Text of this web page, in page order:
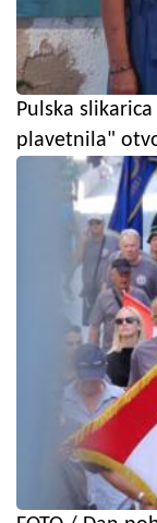
Pulska
plavetnila"